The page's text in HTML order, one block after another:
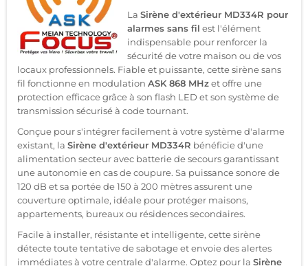
La Sirène d'extérieur MD334R pour
alarmes sans fil est l'élément
indispensable pour renforcer la
sécurité de votre maison ou de vos
locaux professionnels. Fiable et puissante, cette sirène sans
fil fonctionne en modulation ASK 868 MHzet offre une
protection efficace grâce à son flash LED et son système de
transmission sécurisé à code tournant.
Conçue pour s'intégrer facilement à votre système d'alarme
existant, la Sirène d'extérieur MD334R bénéficie d'une
alimentation secteur avec batterie de secours garantissant
une autonomie en cas de coupure. Sa puissance sonore de
120 dB et sa portée de 150 à 200 mètres assurent une
couverture optimale, idéale pour protéger maisons,
appartements, bureaux ou résidences secondaires.
Facile à installer, résistante et intelligente, cette sirène
détecte toute tentative de sabotage et envoie des alertes
immédiates à votre centrale d'alarme. Optez pour la Sirène